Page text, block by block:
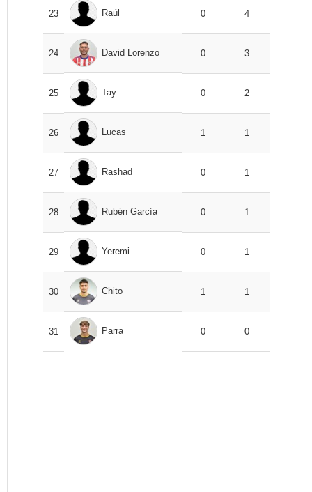
23 Raúl 0 4
24 David Lorenzo 0 3
25 Tay 0 2
26 Lucas 1 1
27 Rashad 0 1
28 Rubén García 0 1
29 Yeremi 0 1
30 Chito 1 1
31 Parra 0 0